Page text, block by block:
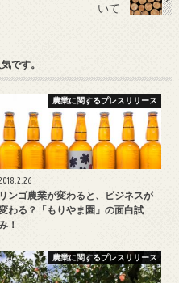
いて
です。
農業に関するプレスリリース
リンゴ農業が変わると、ビジネスが
わる？「もりやま園」の面白試
！
農業に関するプレスリリース